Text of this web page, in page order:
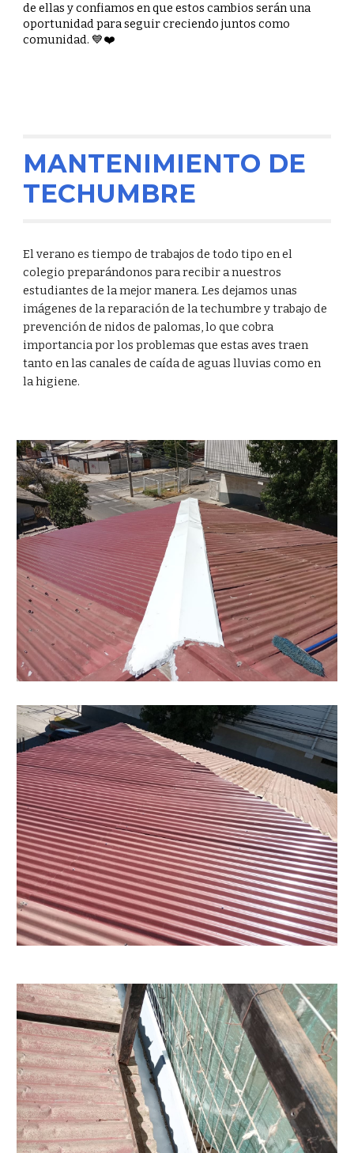
de ellas y confiamos en que estos cambios serán una
oportunidad para seguir creciendo juntos como
comunidad. 💙❤️
MANTENIMIENTO DE
TECHUMBRE
El verano es tiempo de trabajos de todo tipo en el
colegio preparándonos para recibir a nuestros
estudiantes de la mejor manera. Les dejamos unas
imágenes de la reparación de la techumbre y trabajo de
prevención de nidos de palomas, lo que cobra
importancia por los problemas que estas aves traen
tanto en las canales de caída de aguas lluvias como en
la higiene.